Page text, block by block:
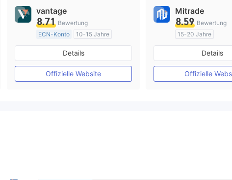
vantage
8.71 Bewertung
ECN-Konto
10-15 Jahre
AustralienRegulierung
Market Making (MM)
MT4-Volllizenz
Details
Offizielle Website
Mitrade
8.59 Bewertung
15-20 Jahre
Market Making (MM)
Selbstforschung
Details
Offizielle